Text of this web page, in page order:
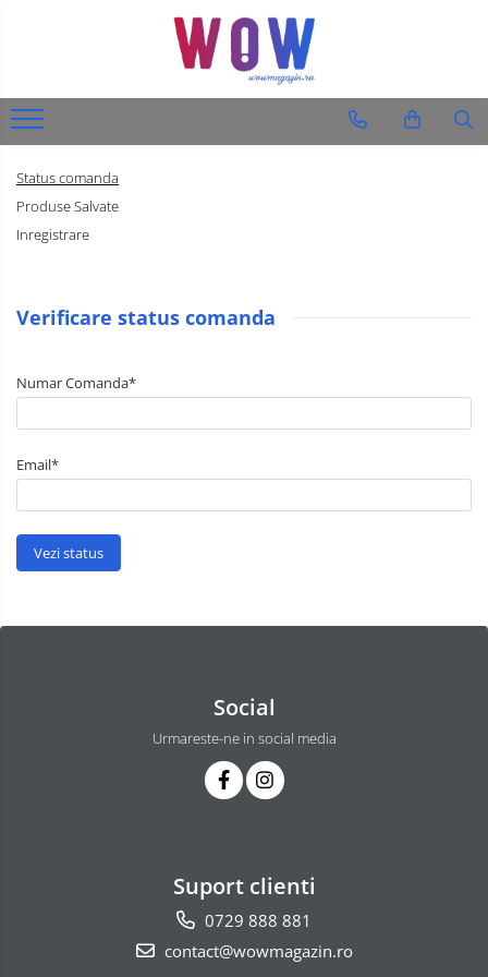
Audio-Video & Foto
Barbati
Femei
Status comanda
Produse Salvate
Inregistrare
Verificare status comanda
Numar Comanda*
Email*
Vezi status
Social
Urmareste-ne in social media
Suport clienti
0729 888 881
contact@wowmagazin.ro